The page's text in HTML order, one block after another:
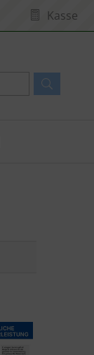
Kasse